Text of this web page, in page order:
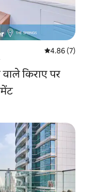
औसत रेटिंग 5 में
4.86 (7)
किराए पर